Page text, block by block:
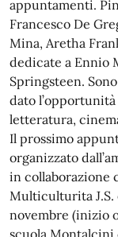
appuntamenti.
Francesco De
Mina, Aretha
dedicate a Ennio
Springsteen.
dato
letteratura,
Il prossimo
organizzato
in collaborazione
Multiculturita J.S.
novembre (inizio
scuola Montalcini